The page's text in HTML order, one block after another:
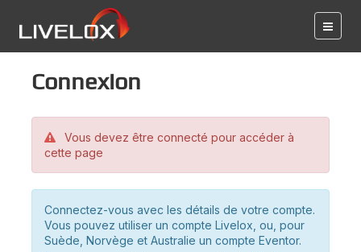
Connexion
Vous devez être connecté pour accéder à
cette page
Connectez-vous avec les détails de votre compte.
Vous pouvez utiliser un compte Livelox, ou, pour
Suède, Norvège et Australie un compte Eventor.